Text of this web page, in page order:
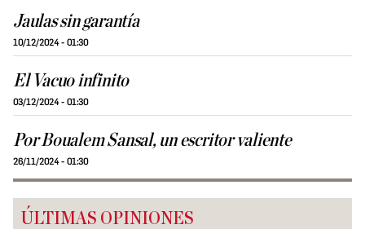
Jaulas sin garantía
10/12/2024 - 01:30
El Vacuo infinito
03/12/2024 - 01:30
Por Boualem Sansal, un escritor valiente
26/11/2024 - 01:30
ÚLTIMAS OPINIONES